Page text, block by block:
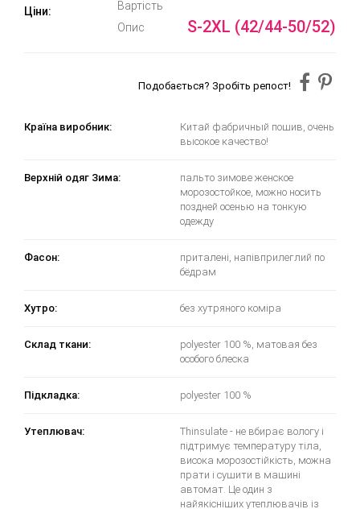
Ціни:
Вартість
Опис
S-2XL (42/44-50/52)
Подобається? Зробіть репост!
Країна виробник:
Китай фабричный пошив, очень
высокое качество!
Верхній одяг Зима:
пальто зимове женское
морозостойкое, можно носить
поздней осенью на тонкую
одежду
Фасон:
приталені, напівприлеглий по
бёдрам
Хутро: без хутряного коміра
Склад ткани:
polyester 100 %, матовая без
особого блеска
Підкладка: polyester 100 %
Утеплювач:
Thinsulate - не вбирає вологу і
підтримує температуру тіла,
висока морозостійкість, можна
прати і сушити в машині
автомат. Це один з
найякісніших утеплювачів із